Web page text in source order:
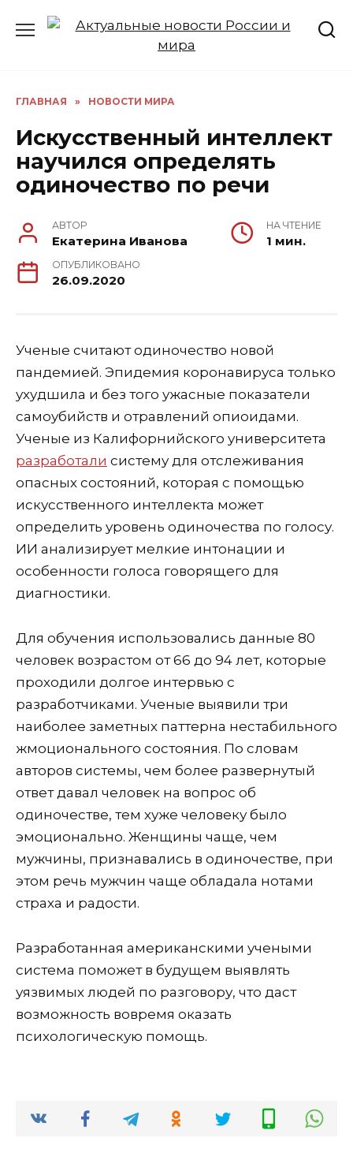
ГЛАВНАЯ » НОВОСТИ МИРА
Искусственный интеллект
научился определять
одиночество по речи
АВТОР
Екатерина Иванова
НА ЧТЕНИЕ
1 мин.
ОПУБЛИКОВАНО
26.09.2020
Ученые считают одиночество новой
пандемией. Эпидемия коронавируса только
ухудшила и без того ужасные показатели
самоубийств и отравлений опиоидами.
Ученые из Калифорнийского университета
разработали систему для отслеживания
опасных состояний, которая с помощью
искусственного интеллекта может
определить уровень одиночества по голосу.
ИИ анализирует мелкие интонации и
особенности голоса говорящего для
диагностики.
Для обучения использовались данные 80
человек возрастом от 66 до 94 лет, которые
проходили долгое интервью с
разработчиками. Ученые выявили три
наиболее заметных паттерна нестабильного
жмоционального состояния. По словам
авторов системы, чем более развернутый
ответ давал человек на вопрос об
одиночестве, тем хуже человеку было
эмоционально. Женщины чаще, чем
мужчины, признавались в одиночестве, при
этом речь мужчин чаще обладала нотами
страха и радости.
Разработанная американскими учеными
система поможет в будущем выявлять
уязвимых людей по разговору, что даст
возможность вовремя оказать
психологическую помощь.